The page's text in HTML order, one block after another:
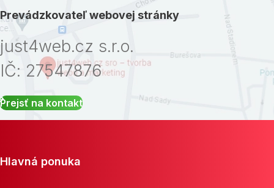
Prevádzkovateľ webovej stránky
just4web.cz s.r.o.
IČ: 27547876
Prejsť na kontakt
Hlavná ponuka